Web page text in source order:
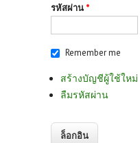
รหัสผ่าน *
Remember me
สร้างบัญชีผู้ใช้ใหม่
ลืมรหัสผ่าน